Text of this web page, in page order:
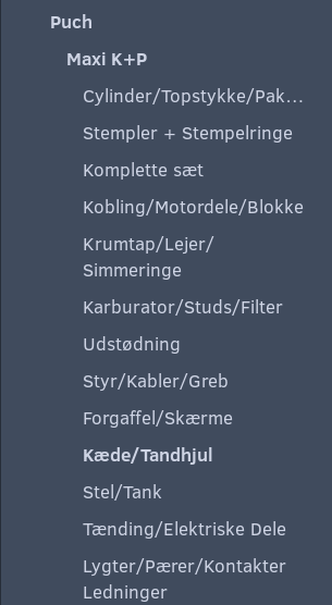
Puch
Maxi K+P
Cylinder/Topstykke/Pakning
Stempler + Stempelringe
Komplette sæt
Kobling/Motordele/Blokke
Krumtap/Lejer/
Simmeringe
Karburator/Studs/Filter
Udstødning
Styr/Kabler/Greb
Forgaffel/Skærme
Kæde/Tandhjul
Stel/Tank
Tænding/Elektriske Dele
Lygter/Pærer/Kontakter
Ledninger